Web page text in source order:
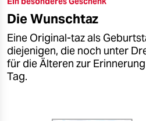
epaper login
Die Wunschtaz
Eine Original-taz als
diejenigen, die noch unter
für die Älteren zur
Tag.